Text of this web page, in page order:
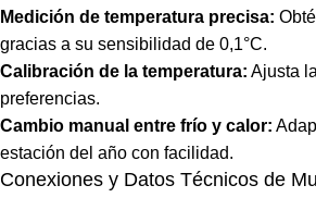
Medición de temperatura precisa:
gracias a su sensibilidad de 0,1°C.
Calibración de la temperatura: Ajusta
preferencias.
Cambio manual entre frío y calor:
estación del año con facilidad.
Conexiones y Datos Técnicos de